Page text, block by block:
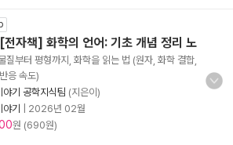
자책] 화학의 언어: 기초 개념 정리 노
질부터 평형까지, 화학을 읽는 법 (원자, 화학 결합,
응 속도)
야기 공학지식팀 (지은이)
기
2026년 02월
원 (690원)